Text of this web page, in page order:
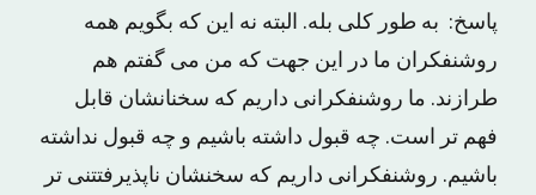
پاسخ: به طور کلی بله. البته نه این که بگویم همه
روشنفکران ما در این جهت که من می گفتم هم
طرازند. ما روشنفکرانی داریم که سخنانشان قابل
فهم تر است. چه قبول داشته باشیم و چه قبول نداشته
باشیم. روشنفکرانی داریم که سخنشان ناپذیرفتتنی ‌تر